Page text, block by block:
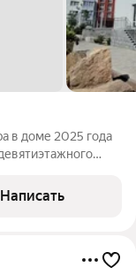
в доме 2025 года
кухня
Написать